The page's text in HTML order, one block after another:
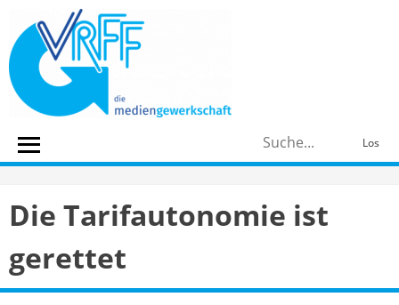
content
Los
Die Tarifautonomie ist
gerettet